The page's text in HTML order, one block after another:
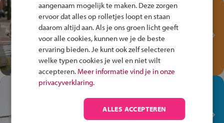
Test je kennis met het
Fiets Veilig
Verkeersspel!
Speel het Fiets Veilig Verkeersspel
en win een Cortina-fiets!
In de winkel ben je op je
plek!
Ontdek via het vmbo jouw talent
aangenaam mogelijk te maken. Deze zorgen
ervoor dat alles op rolletjes loopt en staan
daarom altijd aan. Als je ons groen licht geeft
voor alle cookies, kunnen we je de beste
ervaring bieden. Je kunt ook zelf selecteren
welke typen cookies je wel en niet wilt
accepteren. Meer informatie vind je in onze
privacyverklaring.
ALLES ACCEPTEREN